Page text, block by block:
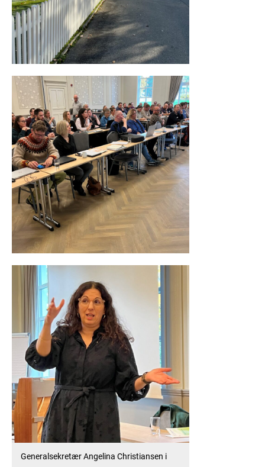
Generalsekretær Angelina Christiansen i